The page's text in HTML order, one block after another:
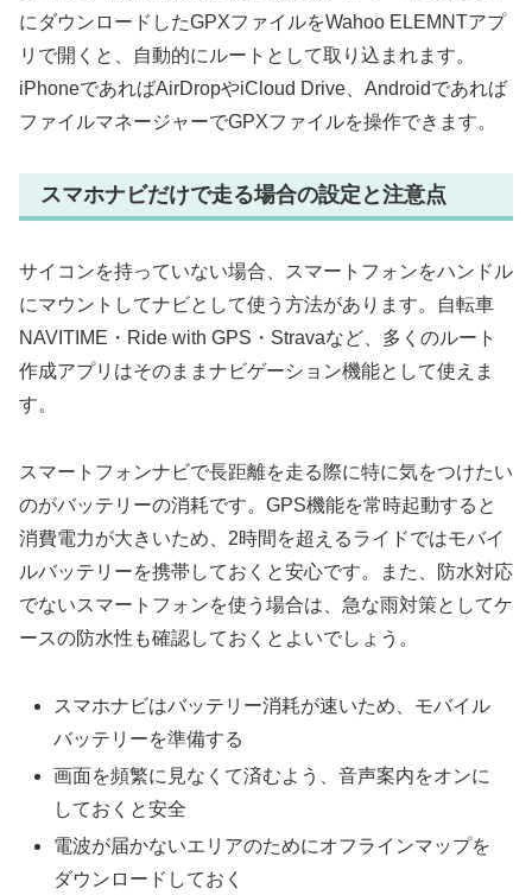
にダウンロードしたGPXファイルをWahoo ELEMNTアプ
リで開くと、自動的にルートとして取り込まれます。
iPhoneであればAirDropやiCloud Drive、Androidであれば
ファイルマネージャーでGPXファイルを操作できます。
スマホナビだけで走る場合の設定と注意点
サイコンを持っていない場合、スマートフォンをハンドル
にマウントしてナビとして使う方法があります。自転車
NAVITIME・Ride with GPS・Stravaなど、多くのルート
作成アプリはそのままナビゲーション機能として使えま
す。
スマートフォンナビで長距離を走る際に特に気をつけたい
のがバッテリーの消耗です。GPS機能を常時起動すると
消費電力が大きいため、2時間を超えるライドではモバイ
ルバッテリーを携帯しておくと安心です。また、防水対応
でないスマートフォンを使う場合は、急な雨対策としてケ
ースの防水性も確認しておくとよいでしょう。
スマホナビはバッテリー消耗が速いため、モバイル
バッテリーを準備する
画面を頻繁に見なくて済むよう、音声案内をオンに
しておくと安全
電波が届かないエリアのためにオフラインマップを
ダウンロードしておく